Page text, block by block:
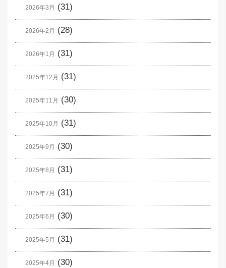
2026年3月 (31)
2026年2月 (28)
2026年1月 (31)
2025年12月 (31)
2025年11月 (30)
2025年10月 (31)
2025年9月 (30)
2025年8月 (31)
2025年7月 (31)
2025年6月 (30)
2025年5月 (31)
2025年4月 (30)